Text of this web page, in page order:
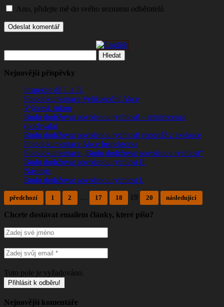
Ano, přidejte mě do svého seznamu odběratelů
Nejnovější příspěvky
Inspekce díl I. a II.
Fotodokumentace Velikonoční Akce
Výprask rukou
Budu dodržovat povolenou rychlost! – minirecenze
(pochvala)
Budu dodržovat povolenou rychlost! reportáž z exekuce
Fotodokumentace Akce Inspektorka
Fotodokumentace „Budu dodržovat povolenou rychlost“
Budu dodržovat povolenou rychlost II.
Nástroje
Budu dodržovat povolenou rychlost I.
předchozí 1 2 … 17 18 19 20 následující
Chcete dostávat emailem články, které píšu?
Toto pole je vyžadováno.
Nejnovější komentáře